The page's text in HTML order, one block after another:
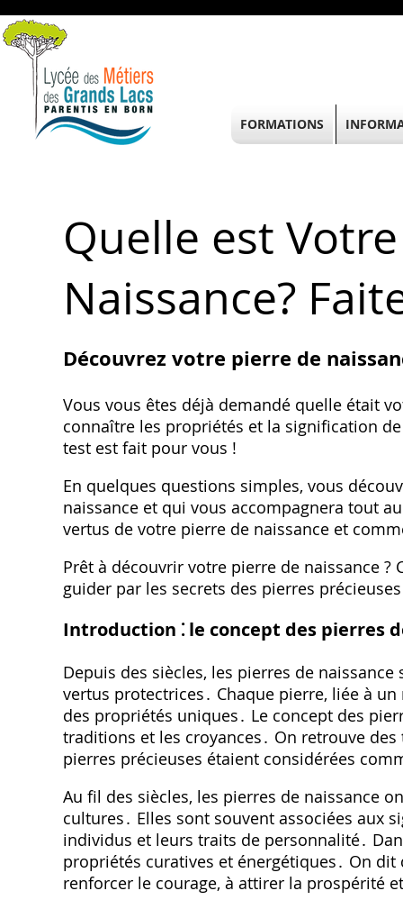
Quelle est
Naissance?
Découvrez votre pierre de
Vous vous êtes déjà demandé quelle était
connaître les propriétés et la signification
test est fait pour vous !
En quelques questions simples, vous
naissance et qui vous accompagnera tout
vertus de votre pierre de naissance et
Prêt à découvrir votre pierre de naissance
guider par les secrets des pierres
Introduction ⁚ le concept des pierres
Depuis des siècles, les pierres de
vertus protectrices․ Chaque pierre, liée à
des propriétés uniques․ Le concept des
traditions et les croyances․ On retrouve
pierres précieuses étaient considérées
Au fil des siècles, les pierres de naissance
cultures․ Elles sont souvent associées aux
individus et leurs traits de personnalité․
propriétés curatives et énergétiques․ On
renforcer le courage, à attirer la prospérité
FORMATIONS